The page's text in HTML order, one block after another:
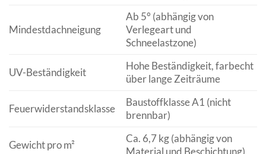
Mindestdachneigung
Ab 5° (abhängig von
Verlegeart und
Schneelastzone)
UV-Beständigkeit
Hohe Beständigkeit, farbecht
über lange Zeiträume
Feuerwiderstandsklasse
Baustoffklasse A1 (nicht
brennbar)
Gewicht pro m²
Ca. 6,7 kg (abhängig von
Material und Beschichtung)